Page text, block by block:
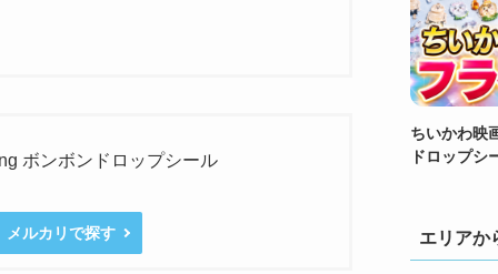
ボンボンドロップシール
メルカリで探す
ちいかわ映
ドロップシ
エリアか